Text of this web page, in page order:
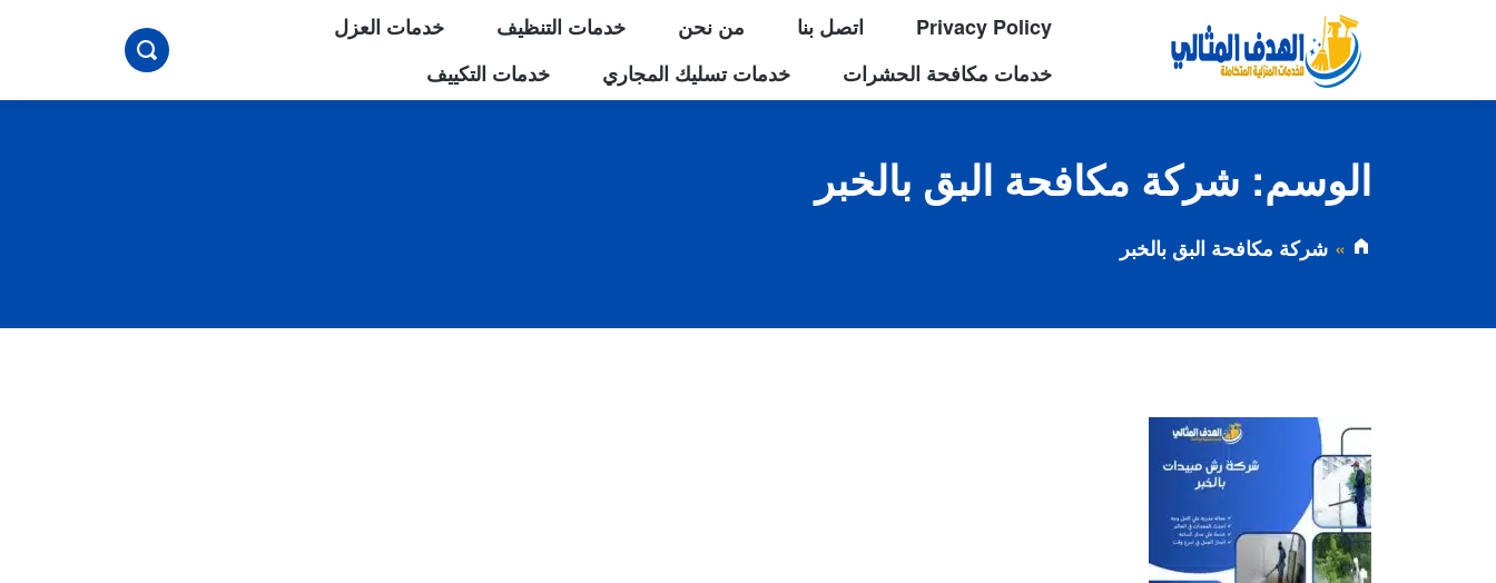
Privacy Policy اتصل بنا من نحن خدمات التنظيف
خدمات العزل
خدمات مكافحة الحشرات
خدمات تسليك المجاري خدمات التكييف
بحث
الوسم: شركة مكافحة البق بالخبر
شركة مكافحة البق بالخبر